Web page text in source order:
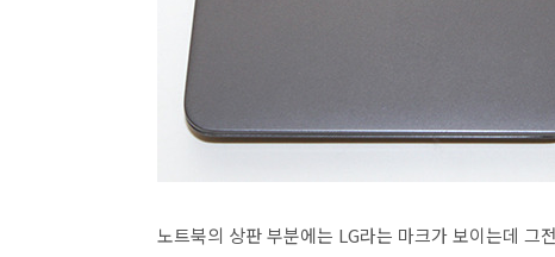
노트북의 상판 부분에는 LG라는 마크가 보이는데 그